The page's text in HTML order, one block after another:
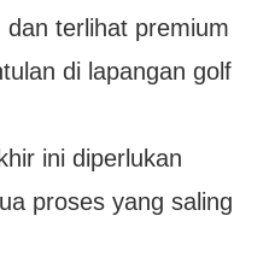
terlihat premium
di lapangan golf
ini diperlukan
proses yang saling